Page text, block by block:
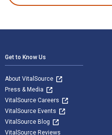
Get to Know Us
About VitalSource
Press & Media
VitalSource Careers
VitalSource Events
VitalSource Blog
VitalSource Reviews